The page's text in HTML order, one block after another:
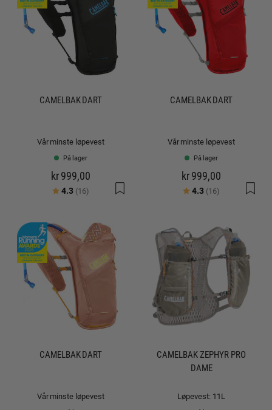
CAMELBAK DART
Vår minste løpevest
På lager
kr 999,00
Karakter:
4.3 (16) av 5 mulige
CAMELBAK DART
Vår minste løpevest
På lager
kr 999,00
Karakter:
4.3 (16) av 5 mulige
CAMELBAK DART
Vår minste løpevest
CAMELBAK ZEPHYR PRO
DAME
Løpevest: 11L